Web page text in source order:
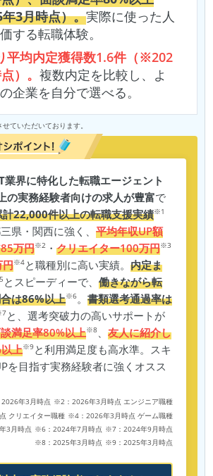
3月時点）。実際に使った人
する転職体験。
平均内定獲得数1.6件（※202
）。複数内定を比較し、よ
企業を自分で選べる。
ていただいております。
界に特化した転職エージェント
の実務経験者向けの求人が豊富で
22,000件以上の転職支援実績※1
県・関西に強く、平均年収UP額
万円※2 ・クリエイター100万円※3
円※4と職種別に高い実績。内定ま
とスピーディーで、働きながら転
は86%以上※6。書類選考通過率は
と、選考突破力の高いサポートが
満足率80%以上※8 、友人に紹介し
上※9と利用満足度も高水準。スキ
を目指す実務経験者に強くオスス
年3月時点 ※2：2026年3月時点 エンジニア職種
クリエイター職種 ※4：2026年3月時点 ゲーム職種
3月時点 ※6：2024年7月時点 ※7：2024年9月時点
※8：2025年3月時点 ※9：2025年3月時点